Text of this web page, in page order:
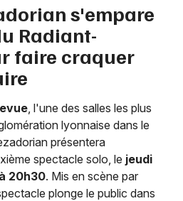
s'empare
Radiant-
faire craquer
, l'une des salles les plus
lyonnaise dans le
présentera
spectacle solo, le jeudi
20h30. Mis en scène par
plonge le public dans